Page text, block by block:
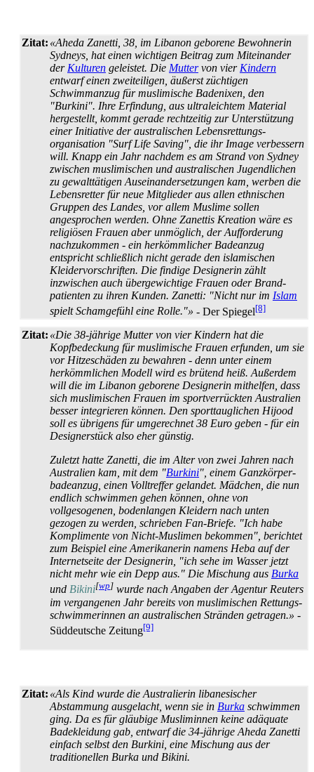
Zitat: «Aheda Zanetti, 38, im Libanon geborene Bewohnerin
Sydneys, hat einen wichtigen Beitrag zum Miteinander
der Kulturen geleistet. Die Muttervon vier Kindern
entwarf einen zweiteiligen, äußerst züchtigen
Schwimmanzug für muslimische Badenixen, den
"Burkini". Ihre Erfindung, aus ultraleichtem Material
hergestellt, kommt gerade rechtzeitig zur Unterstützung
einer Initiative der australischen Lebens­rettungs­
organisation "Surf Life Saving", die ihr Image verbessern
will. Knapp ein Jahr nachdem es am Strand von Sydney
zwischen muslimischen und australischen Jugendlichen
zu gewalt­tätigen Aus­einander­setzungen kam, werben die
Lebensretter für neue Mitglieder aus allen ethnischen
Gruppen des Landes, vor allem Muslime sollen
angesprochen werden. Ohne Zanettis Kreation wäre es
religiösen Frauen aber unmöglich, der Aufforderung
nachzukommen - ein herkömmlicher Badeanzug
entspricht schließlich nicht gerade den islamischen
Kleider­vor­schriften. Die findige Designerin zählt
inzwischen auch übergewichtige Frauen oder Brand­
patienten zu ihren Kunden. Zanetti: "Nicht nur im Islam
spielt Schamgefühl eine Rolle."» - Der Spiegel[8]
Zitat: «Die 38-jährige Mutter von vier Kindern hat die
Kopfbedeckung für muslimische Frauen erfunden, um sie
vor Hitzeschäden zu bewahren - denn unter einem
herkömmlichen Modell wird es brütend heiß. Außerdem
will die im Libanon geborene Designerin mithelfen, dass
sich muslimischen Frauen im sport­verrückten Australien
besser integrieren können. Den sport­tauglichen Hijood
soll es übrigens für umgerechnet 38 Euro geben - für ein
Designerstück also eher günstig.
Zuletzt hatte Zanetti, die im Alter von zwei Jahren nach
Australien kam, mit dem "Burkini", einem Ganz­körper­
badeanzug, einen Volltreffer gelandet. Mädchen, die nun
endlich schwimmen gehen können, ohne von
vollgesogenen, boden­langen Kleidern nach unten
gezogen zu werden, schrieben Fan-Briefe. "Ich habe
Komplimente von Nicht-Muslimen bekommen", berichtet
zum Beispiel eine Amerikanerin namens Heba auf der
Internet­seite der Designerin, "ich sehe im Wasser jetzt
nicht mehr wie ein Depp aus." Die Mischung aus Burka
und Bikini[wp] wurde nach Angaben der Agentur Reuters
im vergangenen Jahr bereits von muslimischen Rettungs­
schwimmerinnen an australischen Stränden getragen.» -
Süddeutsche Zeitung[9]
Zitat: «Als Kind wurde die Australierin libanesischer
Abstammung ausgelacht, wenn sie in Burka schwimmen
ging. Da es für gläubige Musliminnen keine adäquate
Badekleidung gab, entwarf die 34-jährige Aheda Zanetti
einfach selbst den Burkini, eine Mischung aus der
traditionellen Burka und Bikini.